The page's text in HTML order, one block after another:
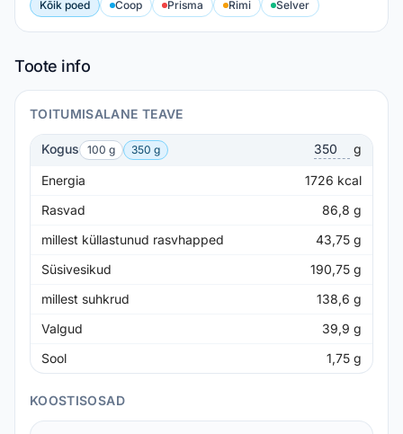
Kõik poed Coop Prisma Rimi Selver
Toote info
TOITUMISALANE TEAVE
Kogus 100 g 350 g g
Energia 1726 kcal
Rasvad
86,8 g
millest küllastunud rasvhapped
43,75 g
Süsivesikud
190,75 g
millest suhkrud
138,6 g
Valgud
39,9 g
Sool
1,75 g
KOOSTISOSAD